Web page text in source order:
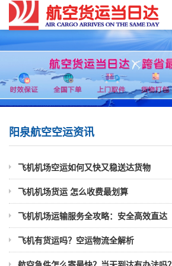
阳泉航空空运资讯
飞机机场空运如何又快又稳送达货物
飞机机场货运 怎么收费最划算
飞机机场运输服务全攻略：安全高效直达
飞机有货运吗？空运物流全解析